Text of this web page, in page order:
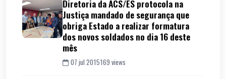
Diretoria da ACS/ES protocola na
Justiça mandado de segurança que
obriga Estado a realizar formatura
dos novos soldados no dia 16 deste
mês
07 jul 2015169 views